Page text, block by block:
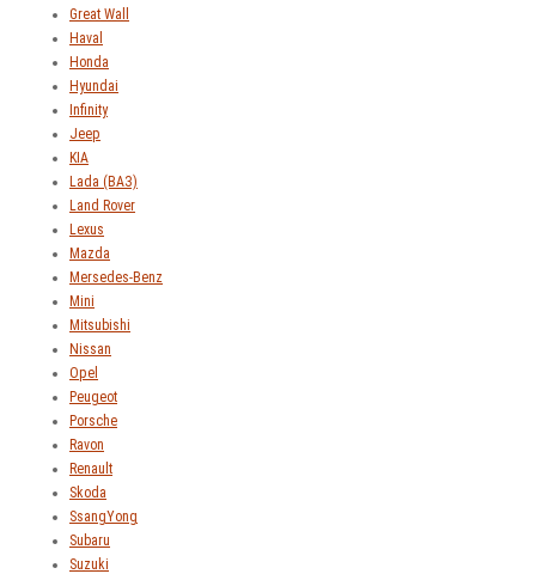
Great Wall
Haval
Honda
Hyundai
Infinity
Jeep
KIA
Lada (ВАЗ)
Land Rover
Lexus
Mazda
Mersedes-Benz
Mini
Mitsubishi
Nissan
Opel
Peugeot
Porsche
Ravon
Renault
Skoda
SsangYong
Subaru
Suzuki